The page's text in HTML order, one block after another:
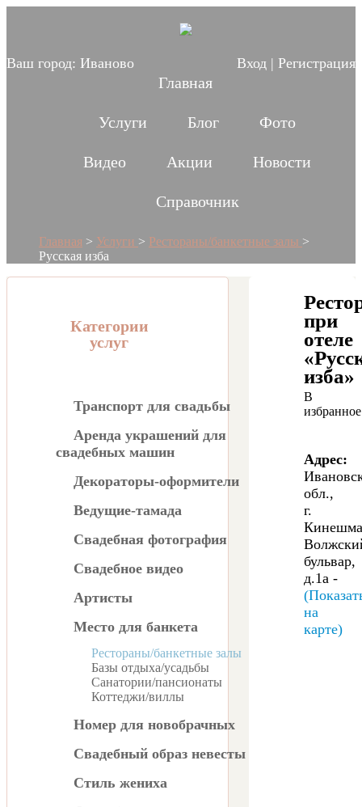
Ваш город: Иваново Вход | Регистрация
Главная
Услуги Блог Фото
Видео Акции Новости
Справочник
Главная > Услуги > Рестораны/банкетные залы >
Русская изба
Категории
услуг
Транспорт для свадьбы
Аренда украшений для
свадебных машин
Декораторы-оформители
Ведущие-тамада
Свадебная фотография
Свадебное видео
Артисты
Место для банкета
Рестораны/банкетные залы
Базы отдыха/усадьбы
Санатории/пансионаты
Коттеджи/виллы
Номер для новобрачных
Свадебный образ невесты
Стиль жениха
при
отеле
изба»
В
Адрес:
обл.,
г.
бульвар,
д.1а -
на
карте)